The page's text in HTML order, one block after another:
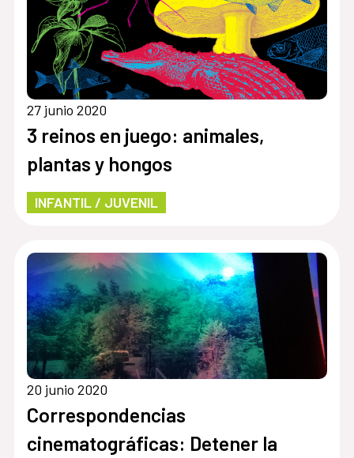
27 junio 2020
3 reinos en juego: animales,
plantas y hongos
INFANTIL / JUVENIL
20 junio 2020
Correspondencias
cinematográficas: Detener la